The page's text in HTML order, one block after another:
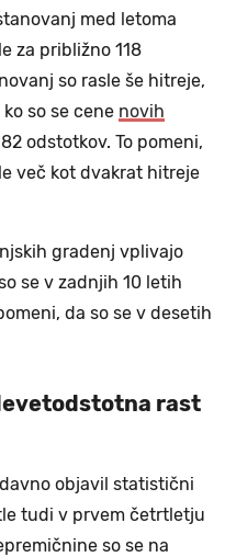
med letoma
za približno 118
so rasle še hitreje,
so se cene novih
odstotkov. To pomeni,
več kot dvakrat hitreje
gradenj vplivajo
se v zadnjih 10 letih
da so se v desetih
rast
objavil statistični
tudi v prvem četrtletju
so se na